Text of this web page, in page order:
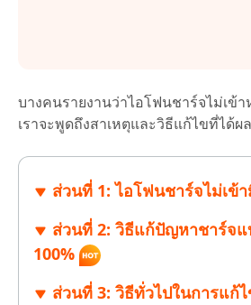
บางคนรายงานว่าไอโฟนชาร์จไม่เข้า
เราจะพูดถึงสาเหตุและวิธีแก้ไขที่ได้ผล
ส่วนที่ 1: ไอโฟนชาร์จไม่เข้า
ส่วนที่ 2: วิธีแก้ปัญหาชาร์จแ
100%
ส่วนที่ 3: วิธีทั่วไปในการแก้